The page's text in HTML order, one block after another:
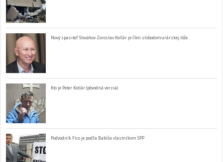
Nový spasiteľ Slovákov Zoroslav Kollár je člen slobodomurárskej lóže
Kto je Peter Kotlár (pôvodná verzia)
Podvodník Fico je podľa Babiša vlastníkom SPP